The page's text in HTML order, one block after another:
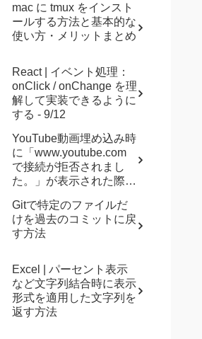
mac に tmux をインスト
ールする方法と基本的な
使い方・メリットまとめ
React | イベント処理：
onClick / onChange を理
解して実装できるように
する - 9/12
YouTube動画埋め込み時
に「www.youtube.com
で接続が拒否されまし
た。」が表示された際に
Gitで特定のファイルだ
けを過去のコミットに戻
す方法
Excel | パーセント表示
など文字列結合時に表示
形式を適用した文字列を
返す方法